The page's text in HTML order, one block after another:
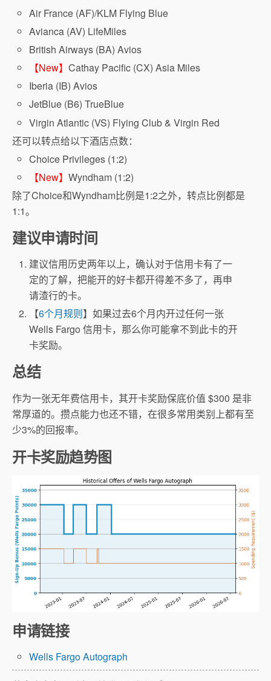
Air France (AF)/KLM Flying Blue
Avianca (AV) LifeMiles
British Airways (BA) Avios
【New】Cathay Pacific (CX) Asia Miles
Iberia (IB) Avios
JetBlue (B6) TrueBlue
Virgin Atlantic (VS) Flying Club & Virgin Red
还可以转点给以下酒店点数：
Choice Privileges (1:2)
【New】Wyndham (1:2)
除了Choice和Wyndham比例是1:2之外，转点比例都是
1:1。
建议申请时间
建议信用历史两年以上，确认对于信用卡有了一
定的了解，把能开的好卡都开得差不多了，再申
请渣行的卡。
【6个月规则】如果过去6个月内开过任何一张
Wells Fargo 信用卡，那么你可能拿不到此卡的开
卡奖励。
总结
作为一张无年费信用卡，其开卡奖励保底价值 $300 是非
常厚道的。攒点能力也还不错，在很多常用类别上都有至
少3%的回报率。
开卡奖励趋势图
申请链接
Wells Fargo Autograph